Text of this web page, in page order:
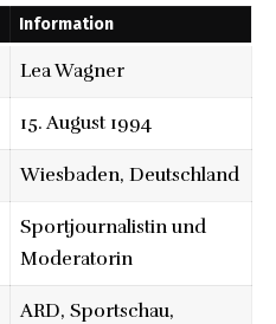
Information
Lea Wagner
15. August 1994
Wiesbaden, Deutschland
Sportjournalistin und
Moderatorin
ARD, Sportschau,